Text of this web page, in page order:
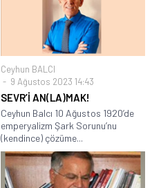
Ceyhun BALCI
9 Ağustos 2023 14:43
SEVR’İ AN(LA)MAK!
Ceyhun Balcı 10 Ağustos 1920’de
emperyalizm Şark Sorunu’nu
(kendince) çözüme...